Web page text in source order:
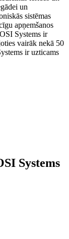
un
sistēmas
apņemšanos
Systems ir
vairāk nekā 50
ir uzticams
Systems